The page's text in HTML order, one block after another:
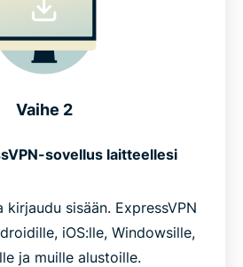
Vaihe 2
sovellus laitteellesi
kirjaudu sisään. ExpressVPN
iOS:lle, Windowsille,
ja muille alustoille.